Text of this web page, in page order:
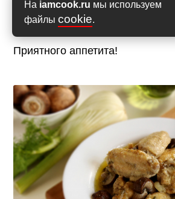
На iamcook.ru мы используем
файлы cookie.
Приятного аппетита!